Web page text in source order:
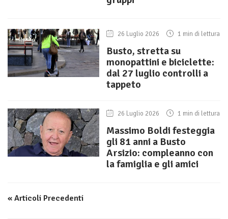
26 Luglio 2026 1 min di lettura
Busto, stretta su
monopattini e biciclette:
dal 27 luglio controlli a
tappeto
26 Luglio 2026 1 min di lettura
Massimo Boldi festeggia
gli 81 anni a Busto
Arsizio: compleanno con
la famiglia e gli amici
« Articoli Precedenti